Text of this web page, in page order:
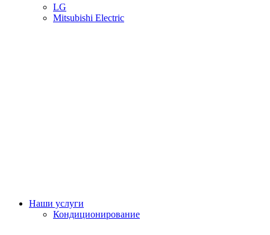
LG
Mitsubishi Electric
Наши услуги
Кондиционирование